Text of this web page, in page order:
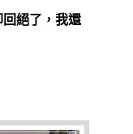
絕了，我還